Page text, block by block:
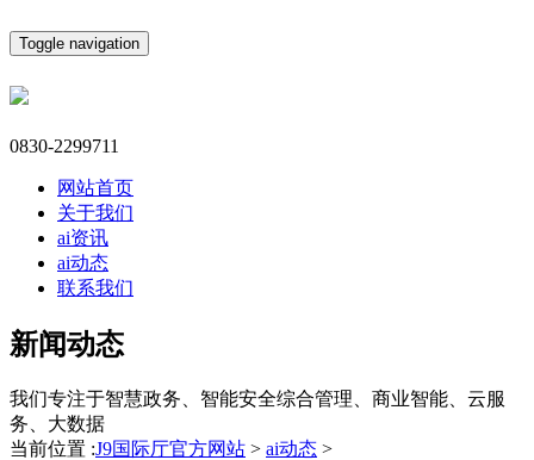
Toggle navigation
0830-2299711
网站首页
关于我们
ai资讯
ai动态
联系我们
新闻动态
我们专注于智慧政务、智能安全综合管理、商业智能、云服
务、大数据
当前位置 :J9国际厅官方网站 > ai动态 >